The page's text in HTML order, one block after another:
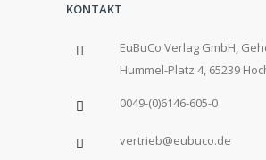
KONTAKT
EuBuCo Verlag GmbH,
Hummel-Platz 4, 65239
0049-(0)6146-605-0
vertrieb@eubuco.de